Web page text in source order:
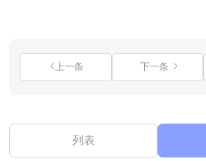
上一条 下一条
列表